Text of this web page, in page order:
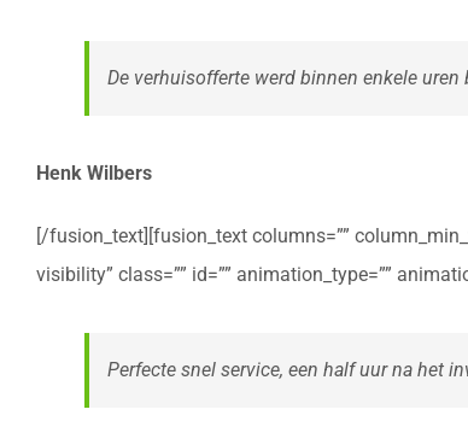
De verhuisofferte werd binnen enkele
Henk Wilbers
[/fusion_text][fusion_text columns=””
visibility” class=”” id=”” animation_type=””
Perfecte snel service, een half uur na het